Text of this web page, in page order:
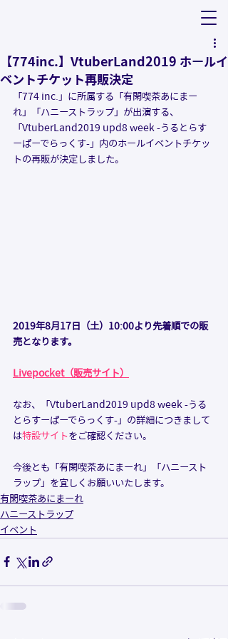
【774inc.】VtuberLand2019 ホールイ
ベントチケット再販決定
「774 inc.」に所属する「有閑喫茶あにまー
れ」「ハニーストラップ」が出演する、
「VtuberLand2019 upd8 week -うるとらす
ーぱーでらっくす-」内のホールイベントチケッ
トの再販が決定しました。
2019年8月17日（土）10:00より先着順での販
売となります。
Livepocket（販売サイト）
なお、「VtuberLand2019 upd8 week -うる
とらすーぱーでらっくす-」の詳細につきまして
は特設サイト をご確認ください。
今後とも「有閑喫茶あにまーれ」「ハニースト
ラップ」を宜しくお願いいたします。
有閑喫茶あにまーれ
ハニーストラップ
イベント